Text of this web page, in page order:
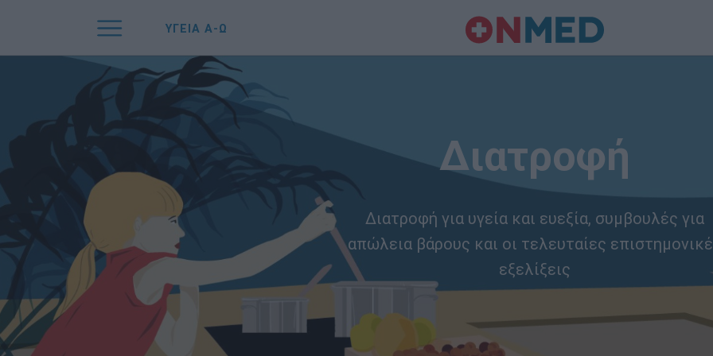
ΥΓΕΙΑ Α-Ω
Διατροφή
Διατροφή για υγεία και ευεξία, συμβουλές για
απώλεια βάρους και οι τελευταίες
εξελίξεις